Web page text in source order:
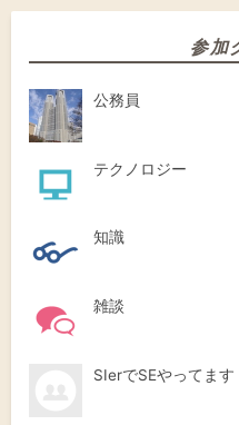
参加
公務員
テクノロジー
知識
雑談
SIerでSEやってます